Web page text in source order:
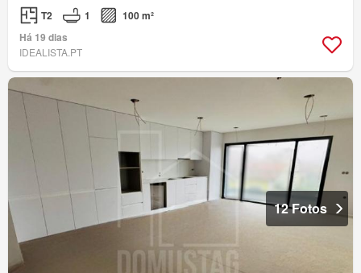
T2 1
100 m²
Há 19 dias
IDEALISTA.PT
12 Fotos